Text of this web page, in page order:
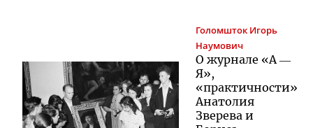
Голомшток Игорь
Наумович
О журнале «А ―
Я»,
«практичности»
Анатолия
Зверева и